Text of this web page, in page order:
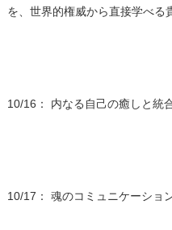
を、世界的権威から直接学べる
10/16： 内なる自己の癒しと統
10/17： 魂のコミュニケーショ